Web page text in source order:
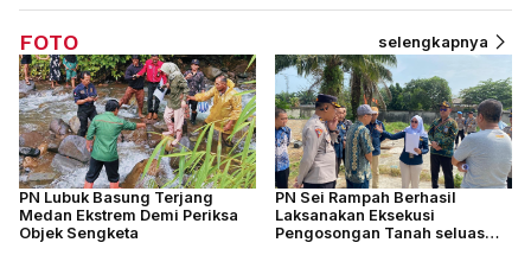
FOTO selengkapnya
PN Lubuk Basung Terjang
Medan Ekstrem Demi Periksa
Objek Sengketa
PN Sei Rampah Berhasil
Laksanakan Eksekusi
Pengosongan Tanah seluas